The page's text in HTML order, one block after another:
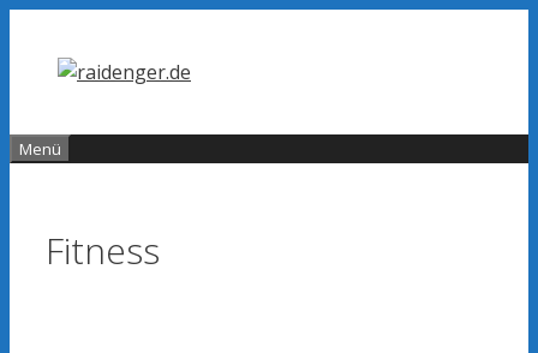
Inhalt
springen
Menü
Fitness